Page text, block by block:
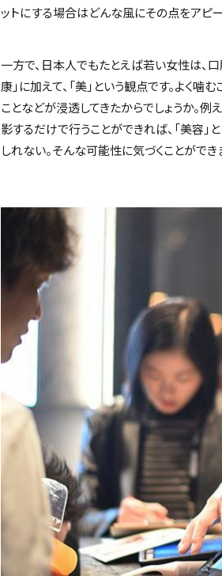
ットにする場合はどんな風にその点をアピー
一方で、日本人でもたとえば若い女性は、
康」に加えて、「美」という観点です。よく
ことなどが浸透してきたからでしょうか。
影するだけで行うことができれば、「美容
しれない。そんな可能性に気づくことができ